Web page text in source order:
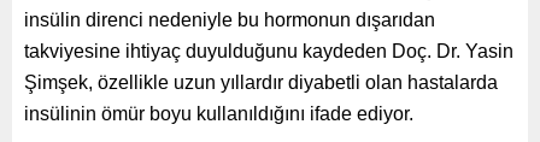
insülin direnci nedeniyle bu hormonun dışarıdan
takviyesine ihtiyaç duyulduğunu kaydeden Doç. Dr. Yasin
Şimşek, özellikle uzun yıllardır diyabetli olan hastalarda
insülinin ömür boyu kullanıldığını ifade ediyor.